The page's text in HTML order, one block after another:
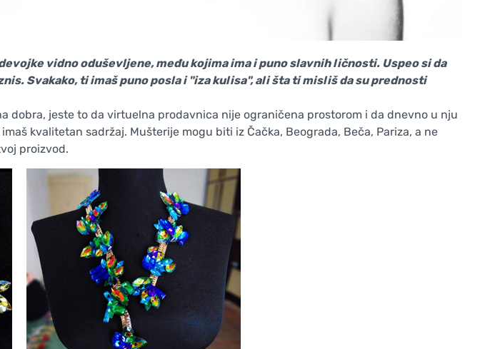
vidno oduševljene, među kojima ima i puno slavnih ličnosti. Uspeo si da
Svakako, ti imaš puno posla i "iza kulisa", ali šta ti misliš da su prednosti
dobra, jeste to da virtuelna prodavnica nije ograničena prostorom i da dnevno u nju
kvalitetan sadržaj. Mušterije mogu biti iz Čačka, Beograda, Beča, Pariza, a ne
proizvod.